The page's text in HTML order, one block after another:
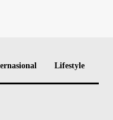
Lifestyle